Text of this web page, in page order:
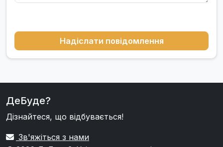
Надіслати повідомлення
ДеБуде?
Дізнайтеся, що відбувається!
Зв'яжіться з нами